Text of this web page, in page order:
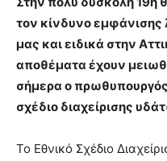
τον κίνδυνο εμφάνισης
μας και ειδικά στην
αποθέματα έχουν
σήμερα ο
σχέδιο διαχείρισης
Το Εθνικό Σχέδιο